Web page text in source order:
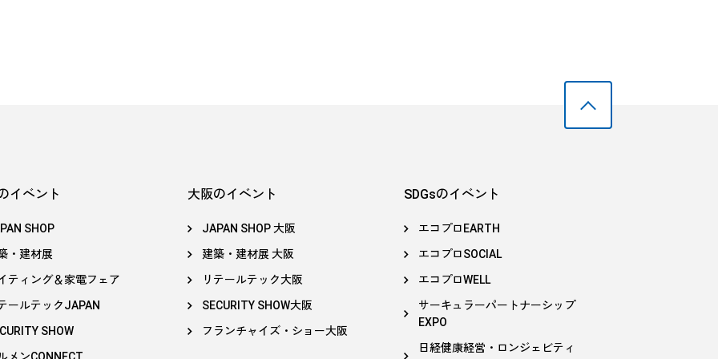
イベント
SHOP
・建材展
ティング＆家電フェア
ールテックJAPAN
SHOW
大阪のイベント
JAPAN SHOP 大阪
建築・建材展 大阪
リテールテック大阪
SECURITY SHOW大阪
フランチャイズ・ショー大阪
SDGsのイベント
エコプロEARTH
エコプロSOCIAL
エコプロWELL
サーキュラーパートナーシップ
EXPO
日経健康経営・ロンジェビティ